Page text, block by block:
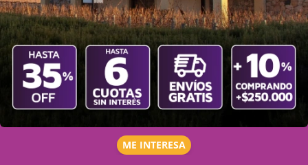
ME INTERESA